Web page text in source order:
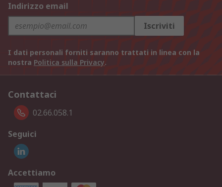
Indirizzo email
Iscriviti
I dati personali forniti saranno trattati in linea con la
nostra Politica sulla Privacy.
Contattaci
02.66.058.1
Seguici
Accettiamo